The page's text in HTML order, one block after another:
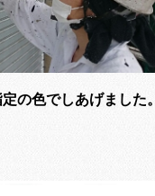
の色でしあげました。